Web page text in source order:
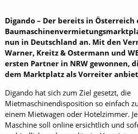
Digando – Der bereits in
nun in Deutschland an. Mit den
Warner, Kreitz & Ostermann und
ersten Partner in NRW gewonnen,
dem Marktplatz als Vorreiter
Digando hat sich zum Ziel gesetzt, die
Mietmaschinendisposition so einfach
einem Mietwagen oder Hotelzimmer.
Maschine soll online ersichtlich und